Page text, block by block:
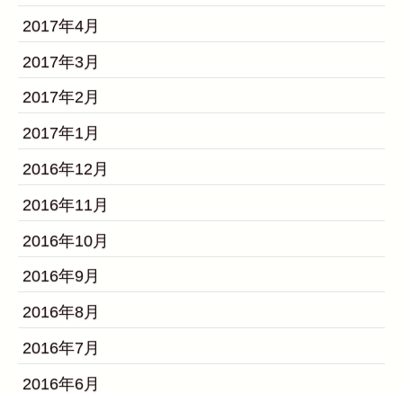
2017年4月
2017年3月
2017年2月
2017年1月
2016年12月
2016年11月
2016年10月
2016年9月
2016年8月
2016年7月
2016年6月